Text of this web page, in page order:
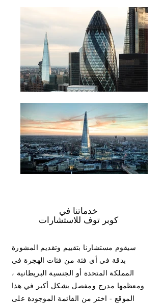
خدماتنا في
كوبر توف للاستشارات
سيقوم مستشارنا بتقييم وتقديم المشورة
بدقة في أي فئة من فئات الهجرة في
المملكة المتحدة أو الجنسية البريطانية ،
ومعظمها مدرج ومفصل بشكل أكبر في هذا
الموقع - اختر من القائمة الموجودة على